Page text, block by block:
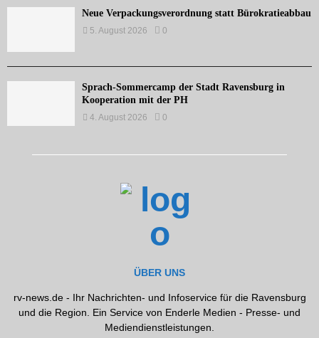
Neue Verpackungsverordnung statt Bürokratieabbau
5. August 2026 0
Sprach-Sommercamp der Stadt Ravensburg in
Kooperation mit der PH
4. August 2026 0
ÜBER UNS
rv-news.de - Ihr Nachrichten- und Infoservice für die Ravensburg
und die Region. Ein Service von Enderle Medien - Presse- und
Mediendienstleistungen.